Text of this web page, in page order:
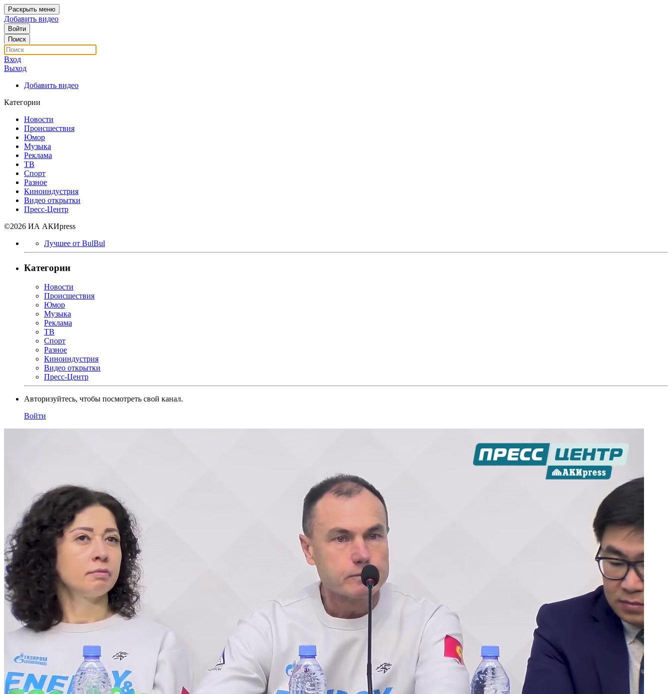
Раскрыть меню
Добавить видео
Войти
Поиск
Вход
Выход
Добавить видео
Категории
Новости
Происшествия
Юмор
Музыка
Реклама
ТВ
Спорт
Разное
Киноиндустрия
Видео открытки
Пресс-Центр
©2026 ИА АКИpress
Лучшее от BulBul
Категории
Новости
Происшествия
Юмор
Музыка
Реклама
ТВ
Спорт
Разное
Киноиндустрия
Видео открытки
Пресс-Центр
Авторизуйтесь, чтобы посмотреть свой канал.
Войти